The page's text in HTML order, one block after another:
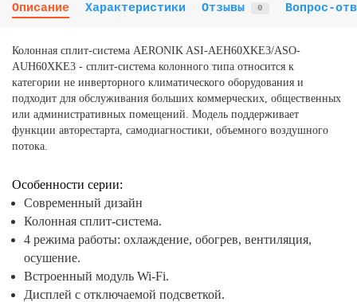
Описание Характеристики Отзывы 0 Вопрос-
Колонная сплит-система AERONIK ASI-AEH60XKE3/ASO-
AUH60XKE3 - сплит-система колонного типа относится к
категории не инверторного климатического оборудования и
подходит для обслуживания больших коммерческих, общественных
или административных помещений. Модель поддерживает
функции авторестарта, самодиагностики, объемного воздушного
потока.
Особенности серии:
Современный дизайн
Колонная сплит-система.
4 режима работы: охлаждение, обогрев, вентиляция,
осушение.
Встроенный модуль Wi-Fi.
Дисплей с отключаемой подсветкой.